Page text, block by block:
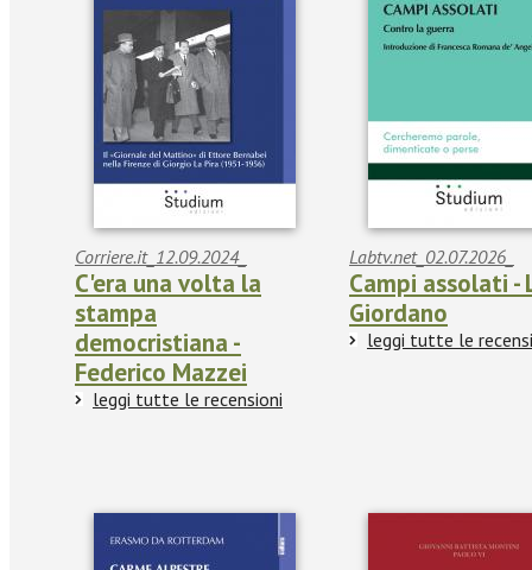
Corriere.it_12.09.2024_
C'era una volta la
stampa
democristiana -
Federico Mazzei
leggi tutte le recensioni
Labtv.net_02.07.2026_
Campi assolati -
Giordano
leggi tutte le